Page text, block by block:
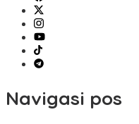
Navigasi pos